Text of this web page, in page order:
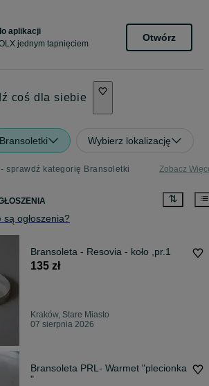
aplikacji
jednym tapnięciem
Otwórz
coś dla siebie
Bransoletki Wybierz lokalizację
sprawdź kategorię Bransoletki Zobacz
ogłoszenia?
Bransoleta - Resovia - koło ,pr.1
135 zł
Kraków, Stare Miasto
07 sierpnia 2026
Bransoleta PRL- Warmet "plecionka
"